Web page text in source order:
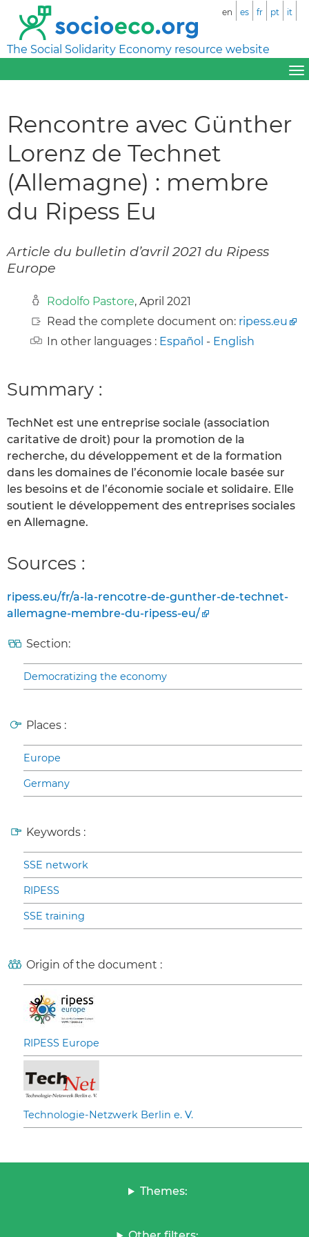
The Social Solidarity Economy resource website
en es fr pt it
Rencontre avec Günther
Lorenz de Technet
(Allemagne) : membre
du Ripess Eu
Article du bulletin d’avril 2021 du Ripess
Europe
Rodolfo Pastore, April 2021
Read the complete document on: ripess.eu
In other languages : Español - English
Summary :
TechNet est une entreprise sociale (association
caritative de droit) pour la promotion de la
recherche, du développement et de la formation
dans les domaines de l’économie locale basée sur
les besoins et de l’économie sociale et solidaire. Elle
soutient le développement des entreprises sociales
en Allemagne.
Sources :
ripess.eu/fr/a-la-rencotre-de-gunther-de-technet-
allemagne-membre-du-ripess-eu/
Section:
Democratizing the economy
Places :
Europe
Germany
Keywords :
SSE network
RIPESS
SSE training
Origin of the document :
RIPESS Europe
Technologie-Netzwerk Berlin e. V.
Themes: